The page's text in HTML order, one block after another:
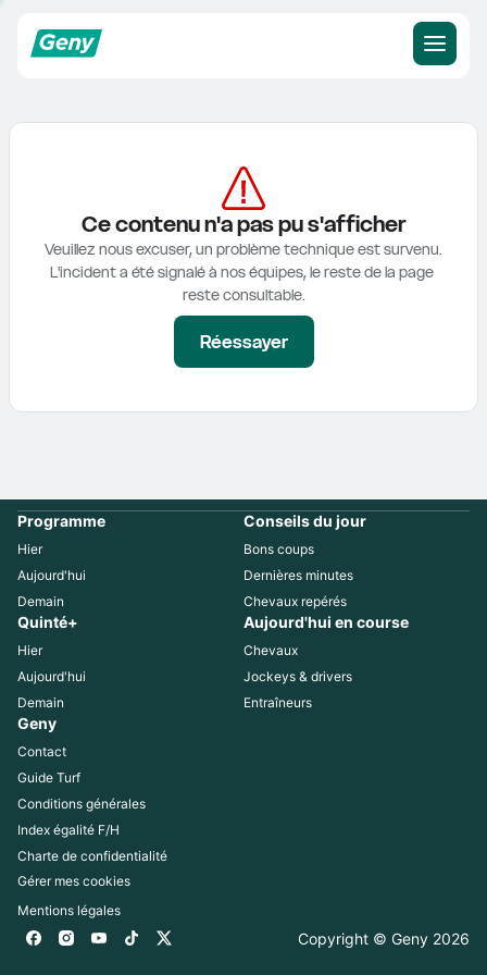
Ce contenu n'a pas pu s'afficher
Veuillez nous excuser, un problème technique est survenu.
L'incident a été signalé à nos équipes, le reste de la page
reste consultable.
Réessayer
Programme
Hier
Aujourd'hui
Demain
Conseils du jour
Bons coups
Dernières minutes
Chevaux repérés
Quinté+
Hier
Aujourd'hui
Demain
Aujourd'hui en course
Chevaux
Jockeys & drivers
Entraîneurs
Geny
Contact
Guide Turf
Conditions générales
Index égalité F/H
Charte de confidentialité
Gérer mes cookies
Mentions légales
Copyright © Geny 2026